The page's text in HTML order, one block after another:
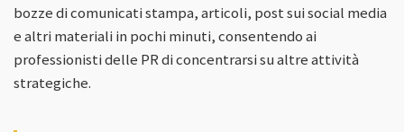
bozze di comunicati stampa, articoli, post sui social media
e altri materiali in pochi minuti, consentendo ai
professionisti delle PR di concentrarsi su altre attività
strategiche.